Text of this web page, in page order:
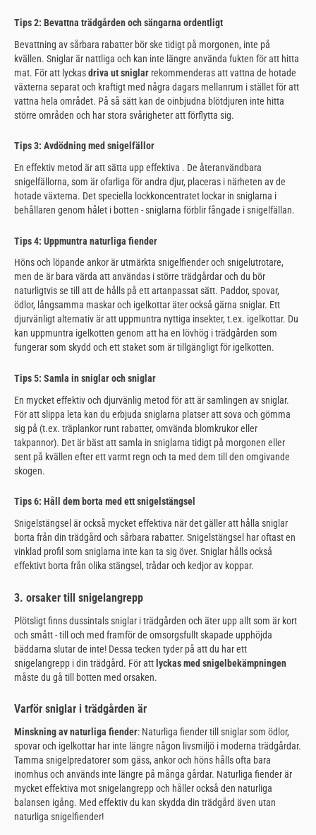
Tips 2: Bevattna trädgården och sängarna ordentligt
Bevattning av sårbara rabatter bör ske tidigt på morgonen, inte på
kvällen. Sniglar är nattliga och kan inte längre använda fukten för att hitta
mat. För att lyckasdriva ut sniglar rekommenderas att vattna de hotade
växterna separat och kraftigt med några dagars mellanrum i stället för att
vattna hela området. På så sätt kan de oinbjudna blötdjuren inte hitta
större områden och har stora svårigheter att förflytta sig.
Tips 3: Avdödning med snigelfällor
En effektiv metod är att sätta upp effektiva . De återanvändbara
snigelfällorna, som är ofarliga för andra djur, placeras i närheten av de
hotade växterna. Det speciella lockkoncentratet lockar in sniglarna i
behållaren genom hålet i botten - sniglarna förblir fångade i snigelfällan.
Tips 4: Uppmuntra naturliga fiender
Höns och löpande ankor är utmärkta snigelfiender och snigelutrotare,
men de är bara värda att användas i större trädgårdar och du bör
naturligtvis se till att de hålls på ett artanpassat sätt. Paddor, spovar,
ödlor, långsamma maskar och igelkottar äter också gärna sniglar. Ett
djurvänligt alternativ är att uppmuntra nyttiga insekter, t.ex. igelkottar. Du
kan uppmuntra igelkotten genom att ha en lövhög i trädgården som
fungerar som skydd och ett staket som är tillgängligt för igelkotten.
Tips 5: Samla in sniglar och sniglar
En mycket effektiv och djurvänlig metod för att är samlingen av sniglar.
För att slippa leta kan du erbjuda sniglarna platser att sova och gömma
sig på (t.ex. träplankor runt rabatter, omvända blomkrukor eller
takpannor). Det är bäst att samla in sniglarna tidigt på morgonen eller
sent på kvällen efter ett varmt regn och ta med dem till den omgivande
skogen.
Tips 6: Håll dem borta med ett snigelstängsel
Snigelstängsel är också mycket effektiva när det gäller att hålla sniglar
borta från din trädgård och sårbara rabatter. Snigelstängsel har oftast en
vinklad profil som sniglarna inte kan ta sig över. Sniglar hålls också
effektivt borta från olika stängsel, trådar och kedjor av koppar.
3. orsaker till snigelangrepp
Plötsligt finns dussintals sniglar i trädgården och äter upp allt som är kort
och smått - till och med framför de omsorgsfullt skapade upphöjda
bäddarna slutar de inte! Dessa tecken tyder på att du har ett
snigelangrepp i din trädgård. För att lyckas med snigelbekämpningen
måste du gå till botten med orsaken.
Varför sniglar i trädgården är
Minskning av naturliga fiender: Naturliga fiender till sniglar som ödlor,
spovar och igelkottar har inte längre någon livsmiljö i moderna trädgårdar.
Tamma snigelpredatorer som gäss, ankor och höns hålls ofta bara
inomhus och används inte längre på många gårdar. Naturliga fiender är
mycket effektiva mot snigelangrepp och håller också den naturliga
balansen igång. Med effektiv du kan skydda din trädgård även utan
naturliga snigelfiender!